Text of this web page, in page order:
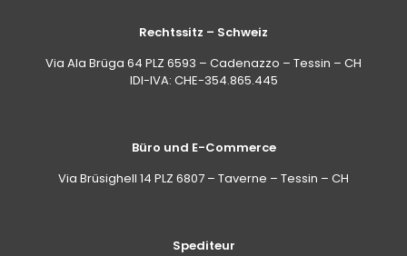
Rechtssitz – Schweiz
Via Ala Brüga 64 PLZ 6593 – Cadenazzo – Tessin – CH
IDI-IVA: CHE-354.865.445
Büro und E-Commerce
Via Brüsighell 14 PLZ 6807 – Taverne – Tessin – CH
Spediteur